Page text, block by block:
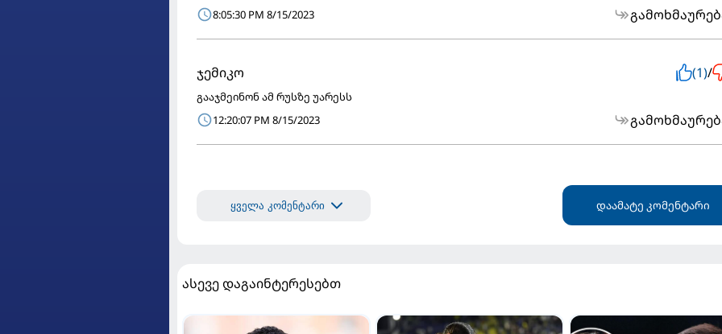
8:05:30 PM 8/15/2023
ჯემიკო (1)/
გააჯმეინონ ამ რუსზე უარესს
12:20:07 PM 8/15/2023
ყველა კომენტარი დაამატე კომენტარი
ასევე დაგაინტერესებთ